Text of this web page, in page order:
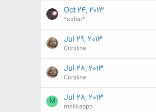
Oct 24, 2013
*sahar*
Jul 29, 2013
Coraline
Jul 28, 2013
Coraline
Jul 28, 2013
melikappp
M